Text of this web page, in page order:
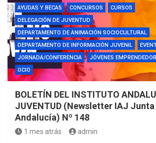
AYUDAS Y BECAS CONCURSOS
CURSOS
DELEGACIÓN DE JUVENTUD
DEPARTAMENTO DE ANIMACIÓN SOCIOCULTURAL
DEPARTAMENTO DE INFORMACIÓN JUVENIL
JORNADA/CONFERENCIA
JÓVENES
OCIO
BOLETÍN DEL INSTITUTO
JUVENTUD (Newsletter IAJ
Andalucía) Nº 148
1 mes atrás admin